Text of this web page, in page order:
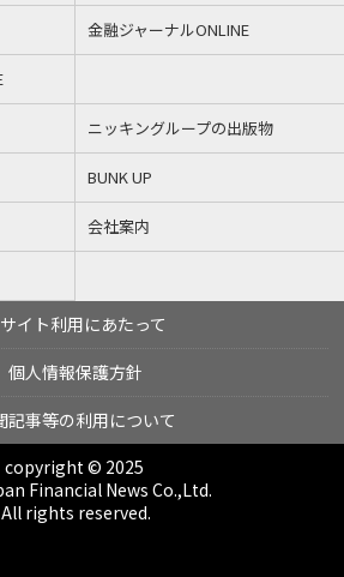
金融ジャーナルONLINE
ニッキングループの出版物
BUNK UP
会社案内
イト利用にあたって
個人情報保護方針
記事等の利用について
copyright © 2025
Financial News Co.,Ltd.
All rights reserved.